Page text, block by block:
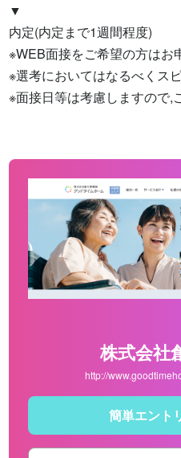
▼
内定(内定まで1週間程度)
※WEB面接をご希望の方はお
※選考においてはなるべくス
※面接日等は考慮しますので,
株式会社
http://
簡単エント